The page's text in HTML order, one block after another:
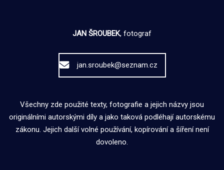
JAN ŠROUBEK, fotograf
jan.sroubek@seznam.cz
Všechny zde použité texty, fotografie a jejich názvy jsou
originálními autorskými díly a jako taková podléhají autorskému
zákonu. Jejich další volné používání, kopírování a šíření není
dovoleno.